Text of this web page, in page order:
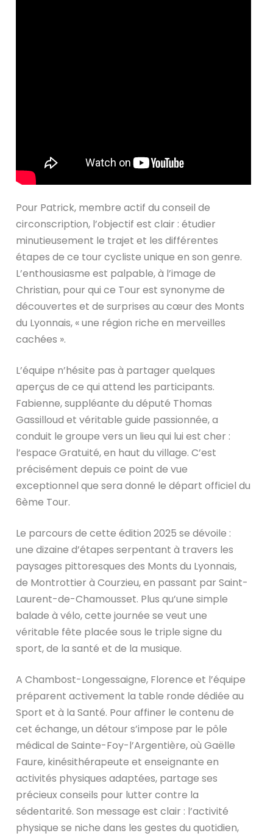
Pour Patrick, membre actif du conseil de
circonscription, l’objectif est clair : étudier
minutieusement le trajet et les différentes
étapes de ce tour cycliste unique en son genre.
L’enthousiasme est palpable, à l’image de
Christian, pour qui ce Tour est synonyme de
découvertes et de surprises au cœur des Monts
du Lyonnais, « une région riche en merveilles
cachées ».
L’équipe n’hésite pas à partager quelques
aperçus de ce qui attend les participants.
Fabienne, suppléante du député Thomas
Gassilloud et véritable guide passionnée, a
conduit le groupe vers un lieu qui lui est cher :
l’espace Gratuité, en haut du village. C’est
précisément depuis ce point de vue
exceptionnel que sera donné le départ officiel du
6ème Tour.
Le parcours de cette édition 2025 se dévoile :
une dizaine d’étapes serpentant à travers les
paysages pittoresques des Monts du Lyonnais,
de Montrottier à Courzieu, en passant par Saint-
Laurent-de-Chamousset. Plus qu’une simple
balade à vélo, cette journée se veut une
véritable fête placée sous le triple signe du
sport, de la santé et de la musique.
A Chambost-Longessaigne, Florence et l’équipe
préparent activement la table ronde dédiée au
Sport et à la Santé. Pour affiner le contenu de
cet échange, un détour s’impose par le pôle
médical de Sainte-Foy-l’Argentière, où Gaëlle
Faure, kinésithérapeute et enseignante en
activités physiques adaptées, partage ses
précieux conseils pour lutter contre la
sédentarité. Son message est clair : l’activité
physique se niche dans les gestes du quotidien,